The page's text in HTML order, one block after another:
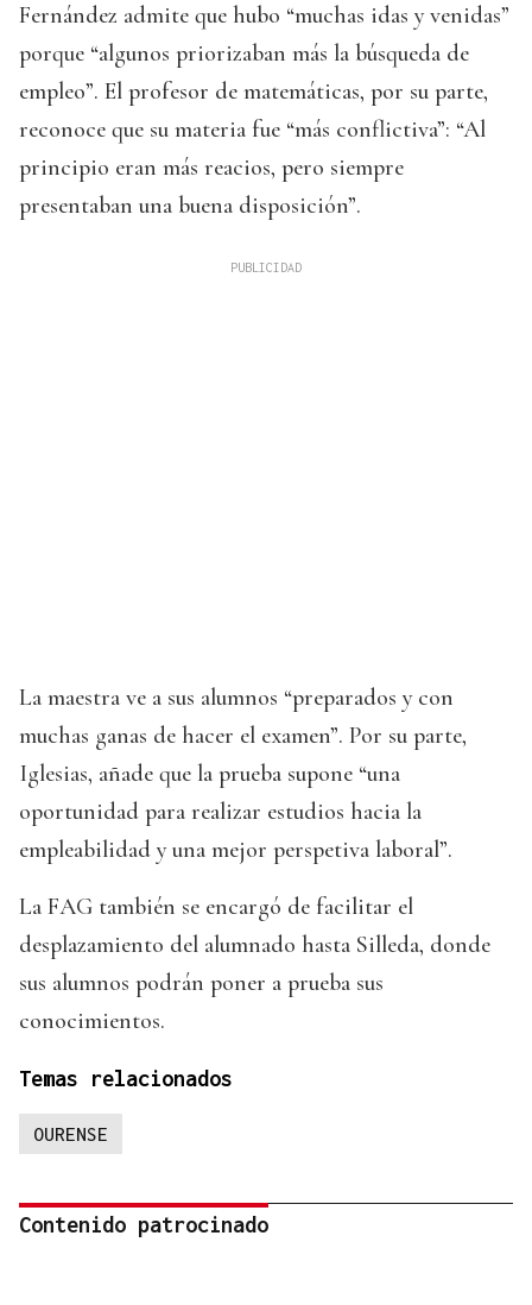
Fernández admite que hubo “muchas idas y venidas”
porque “algunos priorizaban más la búsqueda de
empleo”. El profesor de matemáticas, por su parte,
reconoce que su materia fue “más conflictiva”: “Al
principio eran más reacios, pero siempre
presentaban una buena disposición”.
La maestra ve a sus alumnos “preparados y con
muchas ganas de hacer el examen”. Por su parte,
Iglesias, añade que la prueba supone “una
oportunidad para realizar estudios hacia la
empleabilidad y una mejor perspetiva laboral”.
La FAG también se encargó de facilitar el
desplazamiento del alumnado hasta Silleda, donde
sus alumnos podrán poner a prueba sus
conocimientos.
Temas relacionados
OURENSE
Contenido patrocinado